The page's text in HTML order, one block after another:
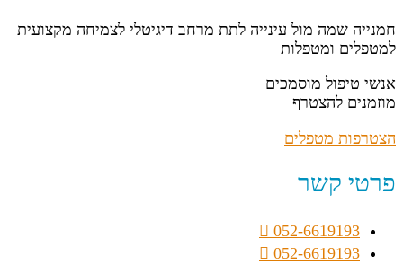
חמנייה שמה מול עינייה לתת מרחב דיגיטלי לצמיחה מקצועית
למטפלים ומטפלות
אנשי טיפול מוסמכים
מוזמנים להצטרף
הצטרפות מטפלים
פרטי קשר
052-6619193
052-6619193